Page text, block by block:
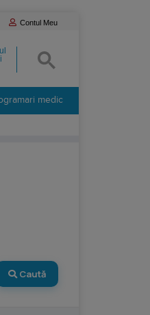
Contul Meu
medic
Caută